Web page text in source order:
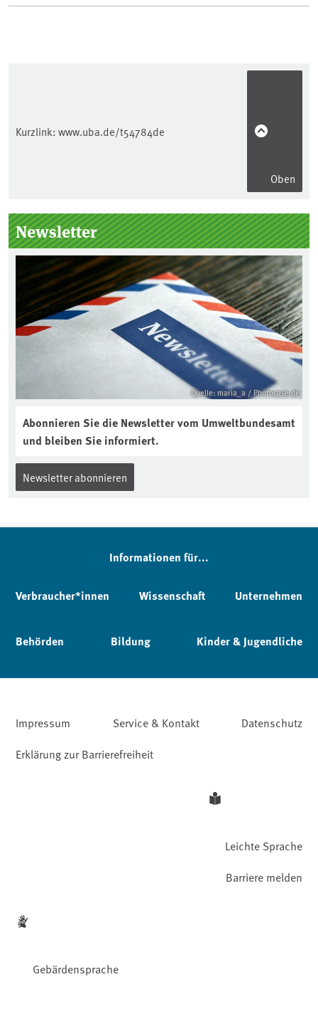
Kurzlink: www.uba.de/t54784de
Oben
Seitenleiste
Newsletter
Quelle: maria_a / Photocase.de
Abonnieren Sie die Newsletter vom Umweltbundesamt
und bleiben Sie informiert.
Newsletter abonnieren
Informationen für...
Verbraucher*innen Wissenschaft Unternehmen
Behörden Bildung Kinder & Jugendliche
Impressum Service & Kontakt
Datenschutz
Erklärung zur Barrierefreiheit
Leichte Sprache
Gebärdensprache
Barriere melden